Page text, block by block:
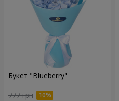
Букет "Blueberry"
777 грн